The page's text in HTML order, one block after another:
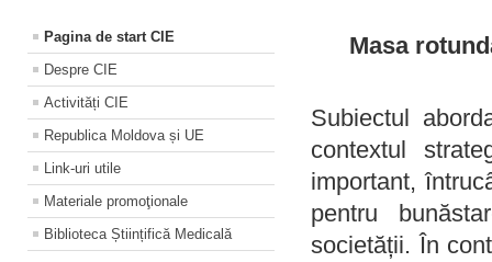
Pagina de start CIE
Despre CIE
Activități CIE
Republica Moldova și UE
Link-uri utile
Materiale promoţionale
Biblioteca Științifică Medicală
Masa
Subiectul
contextul
important,
pentru
societății. În